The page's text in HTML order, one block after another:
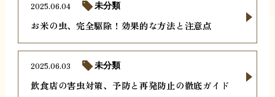
お米の虫、完全駆除！効果的な方法と注意点
2025.06.04 未分類
飲食店の害虫対策、予防と再発防止の徹底ガイド
2025.06.03 未分類